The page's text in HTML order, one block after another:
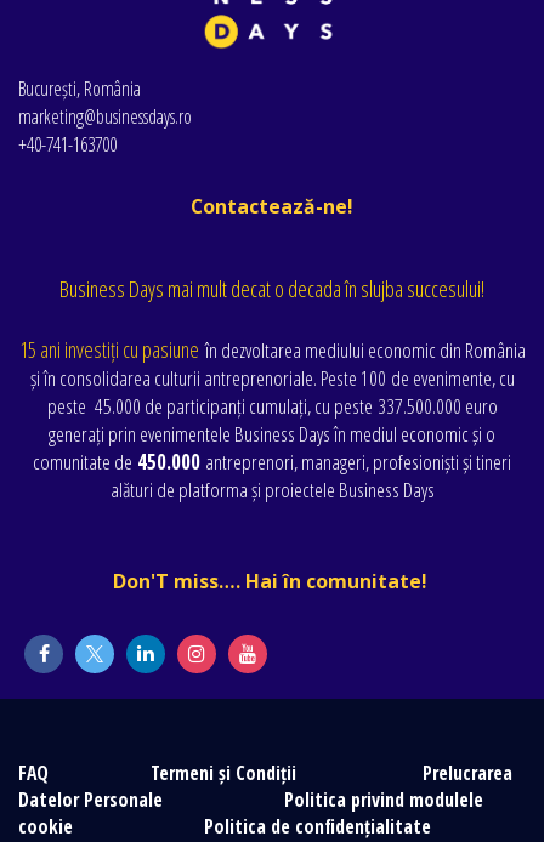
București, România
marketing@businessdays.ro
+40-741-163700
Contactează-ne!
Business Days mai mult decat o decada în slujba succesului!
15 ani investiți cu pasiune în dezvoltarea mediului economic din România
și în consolidarea culturii antreprenoriale. Peste 100 de evenimente, cu
peste 45.000 de participanți cumulați, cu peste 337.500.000 euro
generați prin evenimentele Business Days în mediul economic și o
comunitate de 450.000 antreprenori, manageri, profesioniști și tineri
alături de platforma și proiectele Business Days
Don'T miss…. Hai în comunitate!
FAQ Termeni și Condiții
Prelucrarea
Datelor Personale
Politica privind modulele
cookie
Politica de confidențialitate